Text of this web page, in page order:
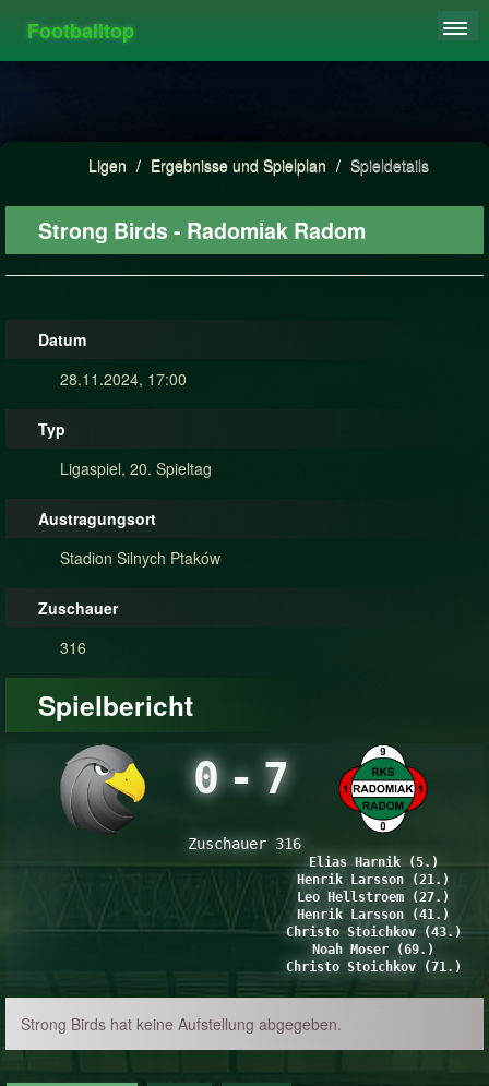
Footballtop
HIGHSCORE
Ligen / Ergebnisse und Spielplan / Spieldetails
Strong Birds - Radomiak Radom
Datum
28.11.2024, 17:00
Typ
Ligaspiel, 20. Spieltag
Austragungsort
Stadion Silnych Ptaków
Zuschauer
316
Spielbericht
0 - 7
Zuschauer 316
Elias Harnik (5.)
Henrik Larsson (21.)
Leo Hellstroem (27.)
Henrik Larsson (41.)
Christo Stoichkov (43.)
Noah Moser (69.)
Christo Stoichkov (71.)
Strong Birds hat keine Aufstellung abgegeben.